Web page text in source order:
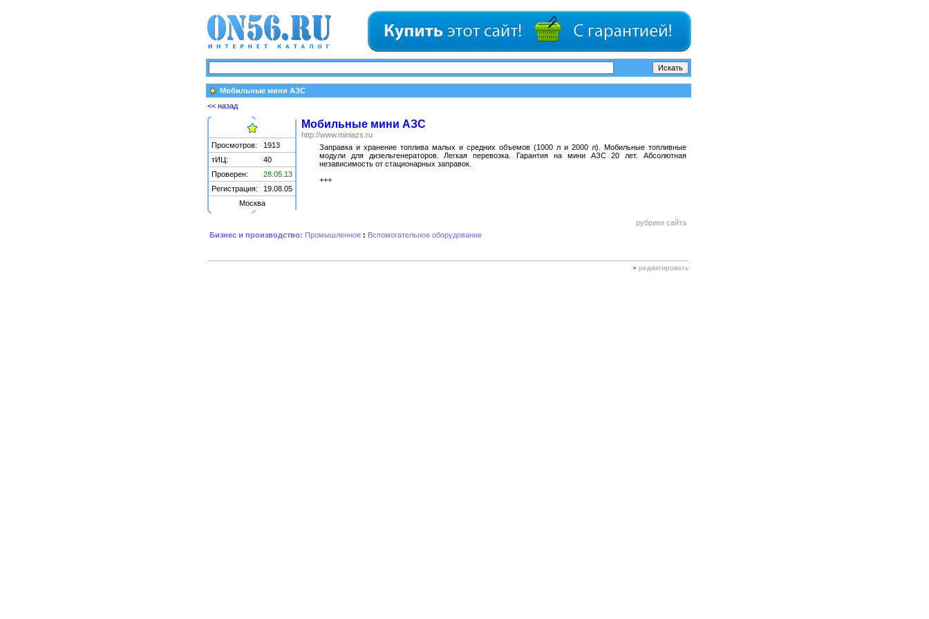
Мобильные мини АЗС
<< назад
Просмотров:
1913
тИЦ:
40
Проверен:
28.05.13
Регистрация:
19.08.05
Москва
Мобильные мини АЗС
http://www.miniazs.ru
Заправка и хранение топлива малых и средних объемов (1000 л и 2000 л). Мобильные топливные
модули для дизельгенераторов. Легкая перевозка. Гарантия на мини АЗС 20 лет. Абсолютная
независимость от стационарных заправок.
+++
рубрики сайта
Бизнес и производство: Промышленное : Вспомогательное оборудование
● редактировать